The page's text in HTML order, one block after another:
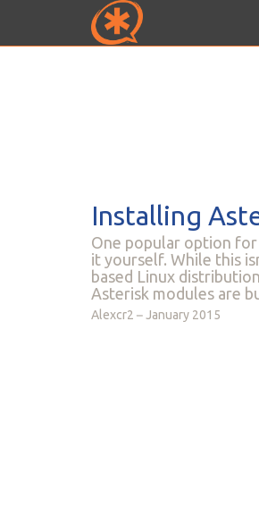
Installing
One popular option
it yourself. While this
based Linux
Asterisk modules are
Alexcr2
January 2015